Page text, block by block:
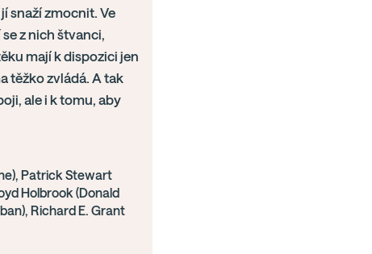
snaží zmocnit. Ve
z nich štvanci,
mají k dispozici jen
těžko zvládá. A tak
ale i k tomu, aby
Patrick Stewart
Holbrook (Donald
Richard E. Grant